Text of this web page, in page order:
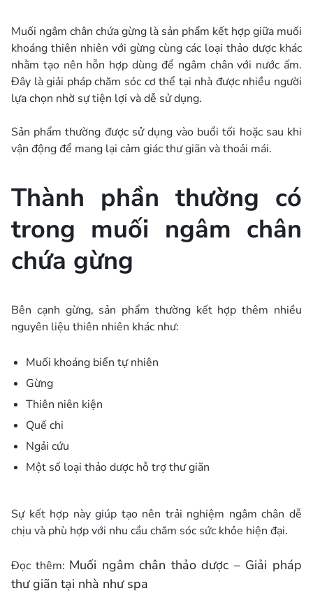
Muối ngâm chân chứa gừng là sản phẩm kết hợp giữa muối
khoáng thiên nhiên với gừng cùng các loại thảo dược khác
nhằm tạo nên hỗn hợp dùng để ngâm chân với nước ấm.
Đây là giải pháp chăm sóc cơ thể tại nhà được nhiều người
lựa chọn nhờ sự tiện lợi và dễ sử dụng.
Sản phẩm thường được sử dụng vào buổi tối hoặc sau khi
vận động để mang lại cảm giác thư giãn và thoải mái.
Thành phần thường có
trong muối ngâm chân
chứa gừng
Bên cạnh gừng, sản phẩm thường kết hợp thêm nhiều
nguyên liệu thiên nhiên khác như:
Muối khoáng biển tự nhiên
Gừng
Thiên niên kiện
Quế chi
Ngải cứu
Một số loại thảo dược hỗ trợ thư giãn
Sự kết hợp này giúp tạo nên trải nghiệm ngâm chân dễ
chịu và phù hợp với nhu cầu chăm sóc sức khỏe hiện đại.
Đọc thêm: Muối ngâm chân thảo dược – Giải pháp
thư giãn tại nhà như spa